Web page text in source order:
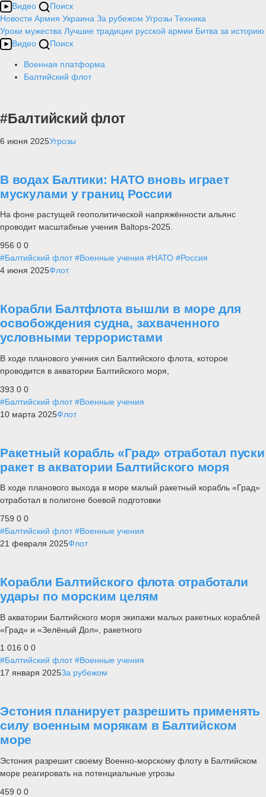
Видео
Поиск
Новости Армия Украина За рубежом Угрозы Техника
Уроки мужества Лучшие традиции русской армии Битва за историю
Видео
Поиск
Военная платформа
Балтийский флот
#Балтийский флот
6 июня 2025Угрозы
В водах Балтики: НАТО вновь играет
мускулами у границ России
На фоне растущей геополитической напряжённости альянс
проводит масштабные учения Baltops-2025.
956 0 0
#Балтийский флот #Военные учения #НАТО #Россия
4 июня 2025Флот
Корабли Балтфлота вышли в море для
освобождения судна, захваченного
условными террористами
В ходе планового учения сил Балтийского флота, которое
проводится в акватории Балтийского моря,
393 0 0
#Балтийский флот #Военные учения
10 марта 2025Флот
Ракетный корабль «Град» отработал пуски
ракет в акватории Балтийского моря
В ходе планового выхода в море малый ракетный корабль «Град»
отработал в полигоне боевой подготовки
759 0 0
#Балтийский флот #Военные учения
21 февраля 2025Флот
Корабли Балтийского флота отработали
удары по морским целям
В акватории Балтийского моря экипажи малых ракетных кораблей
«Град» и «Зелёный Дол», ракетного
1 016 0 0
#Балтийский флот #Военные учения
17 января 2025За рубежом
Эстония планирует разрешить применять
силу военным морякам в Балтийском
море
Эстония разрешит своему Военно-морскому флоту в Балтийском
море реагировать на потенциальные угрозы
459 0 0